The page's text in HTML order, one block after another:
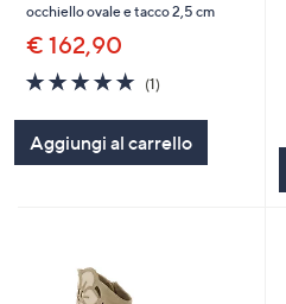
occhiello ovale e tacco 2,5 cm
€ 162,90
5.0
of
5
Stars
(1)
Aggiungi al carrello